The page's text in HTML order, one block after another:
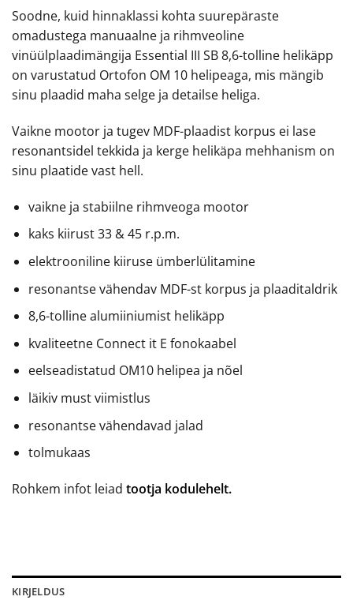
Soodne, kuid hinnaklassi kohta suurepäraste
omadustega manuaalne ja rihmveoline
vinüülplaadimängija Essential III SB 8,6-tolline helikäpp
on varustatud Ortofon OM 10 helipeaga, mis mängib
sinu plaadid maha selge ja detailse heliga.
Vaikne mootor ja tugev MDF-plaadist korpus ei lase
resonantsidel tekkida ja kerge helikäpa mehhanism on
sinu plaatide vast hell.
vaikne ja stabiilne rihmveoga mootor
kaks kiirust 33 & 45 r.p.m.
elektrooniline kiiruse ümberlülitamine
resonantse vähendav MDF-st korpus ja plaaditaldrik
8,6-tolline alumiiniumist helikäpp
kvaliteetne Connect it E fonokaabel
eelseadistatud OM10 helipea ja nõel
läikiv must viimistlus
resonantse vähendavad jalad
tolmukaas
Rohkem infot leiad tootja kodulehelt.
KIRJELDUS